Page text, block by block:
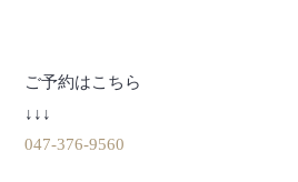
ご予約はこちら
↓↓↓
047-376-9560